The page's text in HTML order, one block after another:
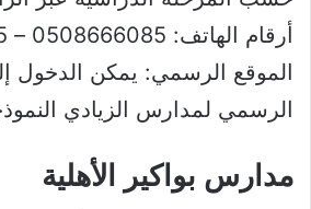
أرقام الهاتف: 0508666085 – 0508666085
الموقع الرسمي: يمكن الدخول
الرسمي لمدارس الزيادي
مدارس بواكير الأهلية